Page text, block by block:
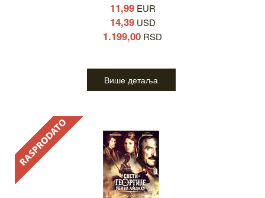
11,99EUR
14,39USD
1.199,00 RSD
Више детаља